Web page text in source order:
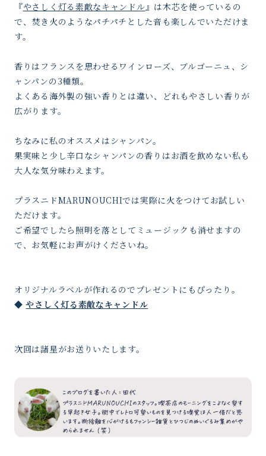
『やさしく灯る素敵なキャンドル』は木芯を使っているの
で、焚き火のようなパチパチとした音も楽しんでいただけま
す。
香りはフランスを思わせるワインローズ、ブルゴーニュ、シ
ャンパンの3種類。
よくある海外製の強い香りとは違い、どれもやさしい香りが
広がります。
ちなみに私のオススメはシャンパン。
果実味と少し辛口なシャンパンの香りはお酒を飲めない私も
大人な気分味わえます。
プラスニドMARUNOUCHIでは実際に火をつけてお試しい
ただけます。
ご希望でしたら照明を落としてミュージックも消せますの
で、お気軽にお声がけくださいね。
オリジナルラベルが作れるのでプレゼントにもぴったり。
◆やさしく灯る素敵なキャンドル
次回は諸星がお送りいたします。